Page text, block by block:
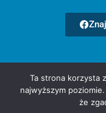
Ta strona korzysta
najwyższym
że